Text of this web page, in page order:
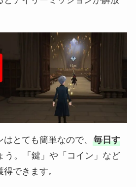
とても簡単なので、 毎日す
。 「鍵」や「コイン」 など
できます。